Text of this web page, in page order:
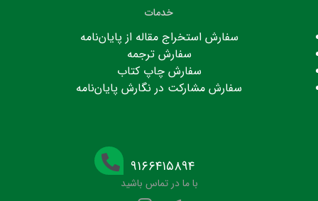
خدمات
سفارش استخراج مقاله از پایان‌نامه
سفارش ترجمه
سفارش چاپ کتاب
سفارش مشارکت در نگارش پایان‌نامه
۹۱۶۶۴۱۵۸۹۴
با ما در تماس باشید